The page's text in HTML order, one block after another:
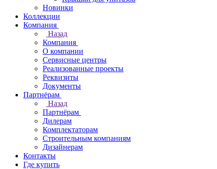
Новинки
Коллекции
Компания
Назад
Компания
О компании
Сервисные центры
Реализованные проекты
Реквизиты
Документы
Партнёрам
Назад
Партнёрам
Дилерам
Комплектаторам
Строительным компаниям
Дизайнерам
Контакты
Где купить